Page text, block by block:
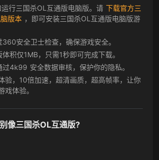
行三国杀OL互通版电脑版。请 下载官方三
版本 ，即可安装三国杀OL互通版电脑版游
360安全卫士检查，确保游戏安全。
体积仅1MB，只需1秒即可完成下载。
过4k99 安全数据审核，保护你的隐私。
验，10倍加速，超清画质，超高帧率，让你
戏体验。
像三国杀OL互通版?